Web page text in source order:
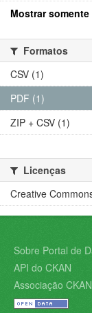
Mostrar
Formatos
CSV (1)
PDF (1)
ZIP + CSV (1)
Licenças
Creative
Sobre Portal de
API do CKAN
Associação CKAN